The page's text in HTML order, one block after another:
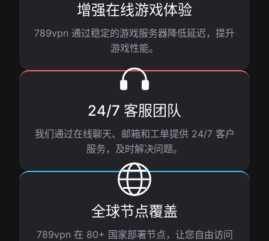
增强在线游戏体验
789vpn 通过稳定的游戏服务器降低延迟，提升
游戏性能。
24/7 客服团队
我们通过在线聊天、邮箱和工单提供 24/7 客户
服务，及时解决问题。
全球节点覆盖
789vpn 在 80+ 国家部署节点，让您自由访问